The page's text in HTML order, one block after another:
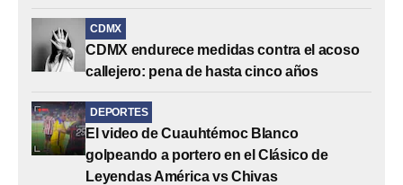
CDMX
CDMX endurece medidas contra el acoso
callejero: pena de hasta cinco años
DEPORTES
El video de Cuauhtémoc Blanco
golpeando a portero en el Clásico de
Leyendas América vs Chivas